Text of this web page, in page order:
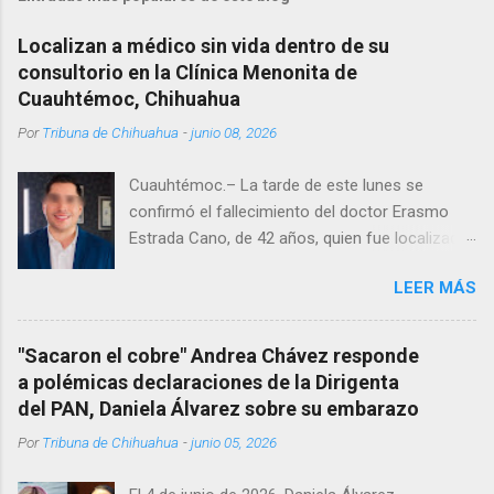
Localizan a médico sin vida dentro de su
consultorio en la Clínica Menonita de
Cuauhtémoc, Chihuahua
PorTribuna de Chihuahua -junio 08, 2026
Cuauhtémoc.– La tarde de este lunes se
confirmó el fallecimiento del doctor Erasmo
Estrada Cano, de 42 años, quien fue localizado
Menonita, ubicada en el kilómetro 10 del
Corredor Comercial. Según reportes el médico
se habría quitado la vida mientras permanecía
encerrado en el consultorio, por lo que
autoridades tuvieron que derribar la puerta,
Estrada, quien se desempeñó como presidente
LEER MÁS
"Sacaron el cobre" Andrea Chávez responde
a polémicas declaraciones de la Dirigenta
del PAN, Daniela Álvarez sobre su embarazo
PorTribuna de Chihuahua -junio 05, 2026